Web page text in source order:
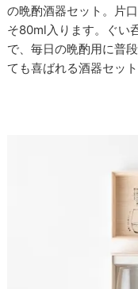
の晩酌酒器セット。片
そ80ml入ります。ぐい
で、毎日の晩酌用に普
ても喜ばれる酒器セット